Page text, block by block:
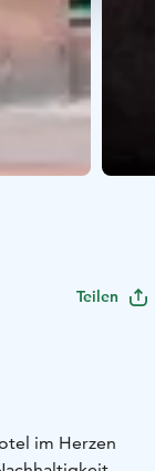
Teilen
im Herzen